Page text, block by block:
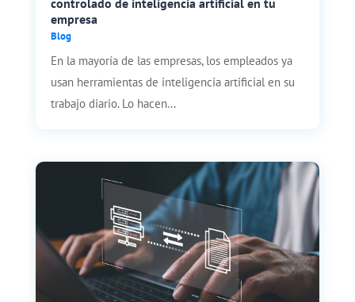
empresa
Blog
En la mayoría de las empresas, los empleados ya
usan herramientas de inteligencia artificial en su
trabajo diario. Lo hacen...